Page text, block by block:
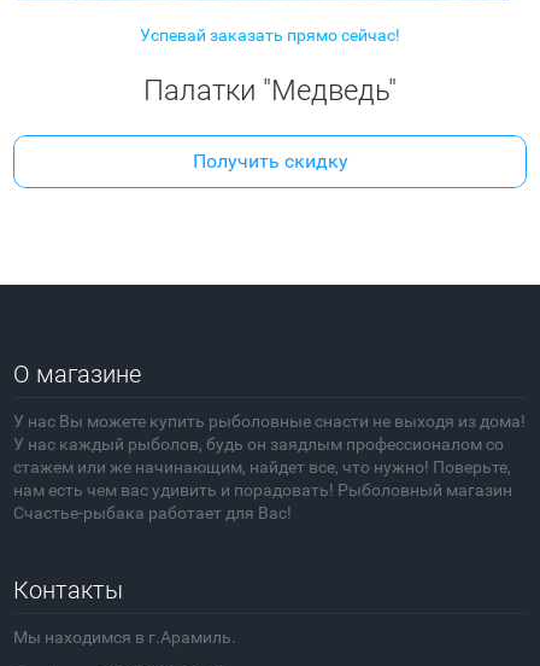
Успевай заказать прямо сейчас!
Палатки "Медведь"
Получить скидку
О магазине
У нас Вы можете купить рыболовные снасти не выходя из дома!
У нас каждый рыболов, будь он заядлым профессионалом со
стажем или же начинающим, найдет все, что нужно! Поверьте,
нам есть чем вас удивить и порадовать! Рыболовный магазин
Счастье-рыбака работает для Вас!
Контакты
Мы находимся в г.Арамиль.